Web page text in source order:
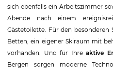
sich ebenfalls ein Arbeitszimmer
Abende nach einem
Gästetoilette. Für den
Betten, ein eigener Skiraum mit
vorhanden. Und für Ihre aktive
Bergen sorgen moderne